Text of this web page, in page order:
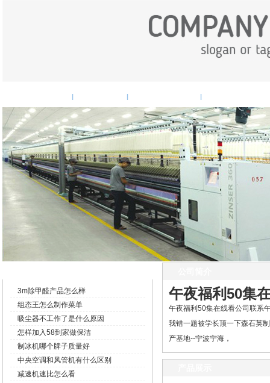
| | |
3m除甲醛产品怎么样
组态王怎么制作菜单
吸尘器不工作了是什么原因
怎样加入58到家做保洁
制冰机哪个牌子质量好
中央空调和风管机有什么区别
减速机速比怎么看
午夜福利50集
午夜福利50集在线看公司联系
我错一题被学长顶一下森石英
产基地--宁波宁海，